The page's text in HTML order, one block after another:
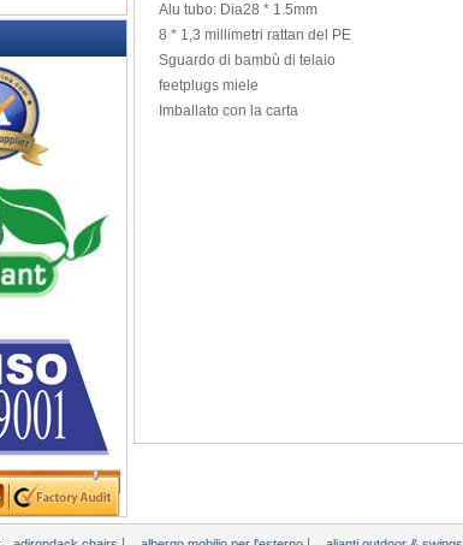
Alu tubo: Dia28 * 1.5mm
8 * 1,3 millimetri rattan del PE
Sguardo di bambù di telaio
feetplugs miele
Imballato con la carta